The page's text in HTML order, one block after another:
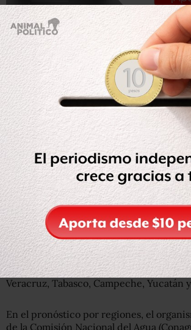
Habrá tormentas fuertes a puntuales
Chihuahua, Durango, Nayarit, Jalisco,
Tamaulipas, San Luis Potosí,
Hidalgo, Estado de México, Ciudad de
Tabasco y Campeche.
En tanto que en Zacatecas,
Colima, Yucatán y Quintana Roo, se
con tormentas fuertes así como lluvias
chubascos en zonas de Coahuila.
A pesar de las lluvias se estiman
de 45 a 50 grados en zonas de Baja
de 40 a 45 grados en Sinaloa, Coahuila,
Durango y Tamaulipas. Así como de 35 a
Baja California Sur, Nayarit, Jalisco,
Oaxaca, Chiapas, Chihuahua, San Luis
Veracruz, Tabasco, Campeche, Yucatán
En el pronóstico por regiones, el
de la Comisión Nacional del Agua